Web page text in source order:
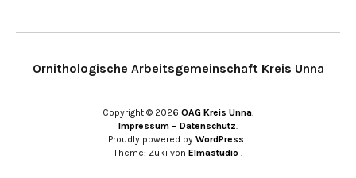
Ornithologische Arbeitsgemeinschaft Kreis Unna
Copyright © 2026 OAG Kreis Unna
Impressum – Datenschutz
Proudly powered by WordPress
Theme: Zuki von Elmastudio